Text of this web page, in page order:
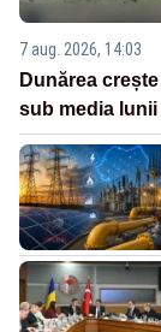
7 aug. 2026, 14:03
Dunărea
sub media